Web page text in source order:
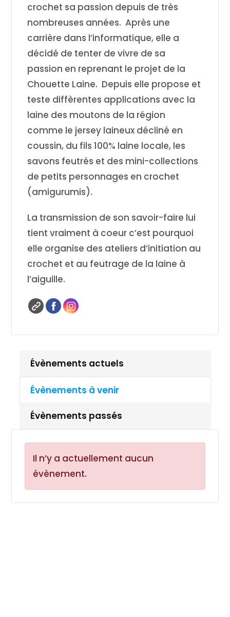
crochet sa passion depuis de très
nombreuses années. Après une
carrière dans l’informatique, elle a
décidé de tenter de vivre de sa
passion en reprenant le projet de la
Chouette Laine. Depuis elle propose et
teste diffèrentes applications avec la
laine des moutons de la région
comme le jersey laineux décliné en
coussin, du fils 100% laine locale, les
savons feutrés et des mini-collections
de petits personnages en crochet
(amigurumis).
La transmission de son savoir-faire lui
tient vraiment à coeur c’est pourquoi
elle organise des ateliers d’initiation au
crochet et au feutrage de la laine à
l’aiguille.
Évènements actuels
Évènements à venir
Évènements passés
Il n’y a actuellement aucun
évènement.